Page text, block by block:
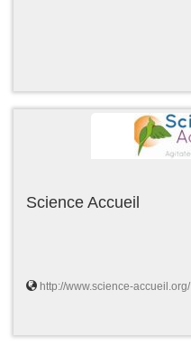
Science Accueil
http://www.science-accueil.org/